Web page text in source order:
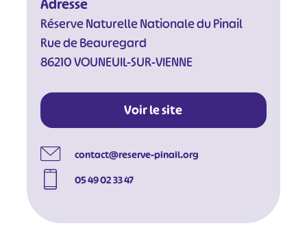
Adresse
Réserve Naturelle Nationale du Pinail
Rue de Beauregard
86210 VOUNEUIL-SUR-VIENNE
Voir le site
contact@reserve-pinail.org
05 49 02 33 47
#
#